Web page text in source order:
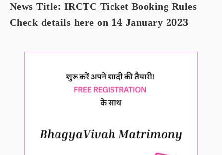
News Title: IRCTC Ticket Booking Rules
Check details here on 14 January 2023